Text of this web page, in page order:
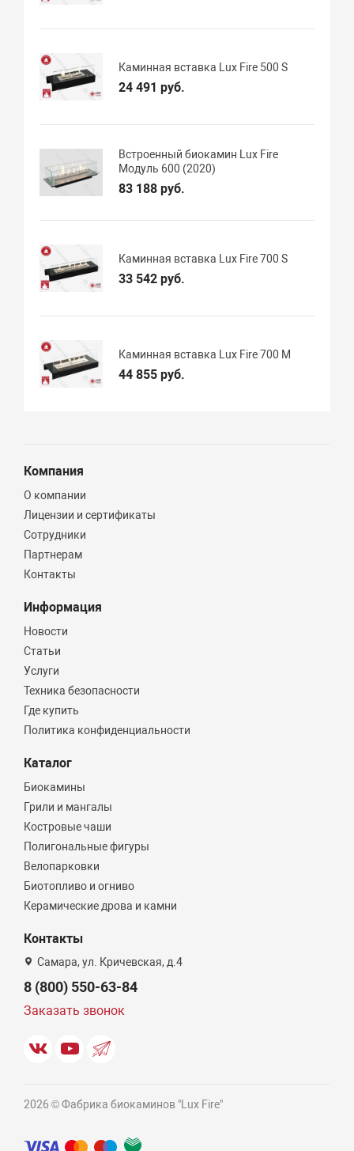
Каминная вставка Lux Fire 500 S
24 491 руб.
Встроенный биокамин Lux Fire
Модуль 600 (2020)
83 188 руб.
Каминная вставка Lux Fire 700 S
33 542 руб.
Каминная вставка Lux Fire 700 M
44 855 руб.
Компания
О компании
Лицензии и сертификаты
Сотрудники
Партнерам
Контакты
Информация
Новости
Статьи
Услуги
Техника безопасности
Где купить
Политика конфиденциальности
Каталог
Биокамины
Грили и мангалы
Костровые чаши
Полигональные фигуры
Велопарковки
Биотопливо и огниво
Керамические дрова и камни
Контакты
Самара, ул. Кричевская, д.4
8 (800) 550-63-84
Заказать звонок
2026 © Фабрика биокаминов "Lux Fire"